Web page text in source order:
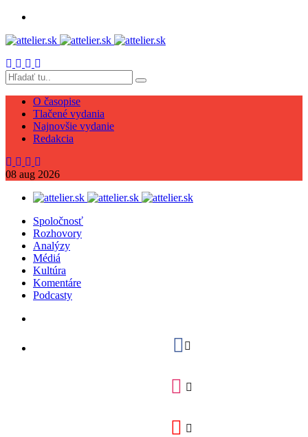
O časopise
Tlačené vydania
Najnovšie vydanie
Redakcia
08 aug 2026
Spoločnosť
Rozhovory
Analýzy
Médiá
Kultúra
Komentáre
Podcasty